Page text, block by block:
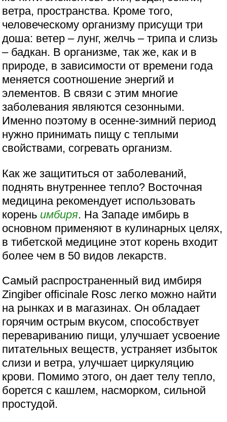
ветра, пространства. Кроме того,
человеческому организму присущи три
доша: ветер – лунг, желчь – трипа и слизь
– бадкан. В организме, так же, как и в
природе, в зависимости от времени года
меняется соотношение энергий и
элементов. В связи с этим многие
заболевания являются сезонными.
Именно поэтому в осенне-зимний период
нужно принимать пищу с теплыми
свойствами, согревать организм.
Как же защититься от заболеваний,
поднять внутреннее тепло? Восточная
медицина рекомендует использовать
корень имбиря. На Западе имбирь в
основном применяют в кулинарных целях,
в тибетской медицине этот корень входит
более чем в 50 видов лекарств.
Самый распространенный вид имбиря
Zingiber officinale Rosc легко можно найти
на рынках и в магазинах. Он обладает
горячим острым вкусом, способствует
перевариванию пищи, улучшает усвоение
питательных веществ, устраняет избыток
слизи и ветра, улучшает циркуляцию
крови. Помимо этого, он дает телу тепло,
борется с кашлем, насморком, сильной
простудой.